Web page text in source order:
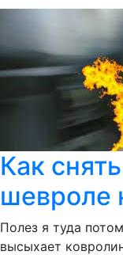
Как
шевроле
Полез я туда
высыхает